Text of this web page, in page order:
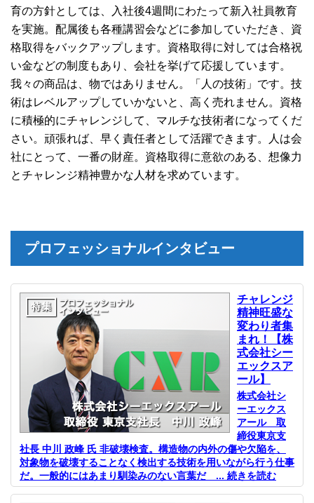
育の方針としては、入社後4週間にわたって新入社員教育
を実施。配属後も各種講習会などに参加していただき、資
格取得をバックアップします。資格取得に対しては合格祝
い金などの制度もあり、会社を挙げて応援しています。
我々の商品は、物ではありません。「人の技術」です。技
術はレベルアップしていかないと、高く売れません。資格
に積極的にチャレンジして、マルチな技術者になってくだ
さい。頑張れば、早く責任者として活躍できます。人は会
社にとって、一番の財産。資格取得に意欲のある、想像力
とチャレンジ精神豊かな人材を求めています。
プロフェッショナルインタビュー
チャレンジ
精神旺盛な
変わり者集
まれ！【株
式会社シー
エックスア
ール】
株式会社シ
ーエックス
アール 取
締役東京支
社長 中川 政峰 氏 非破壊検査。構造物の内外の傷や欠陥を、
対象物を破壊することなく検出する技術を用いながら行う仕事
だ。一般的にはあまり馴染みのない言葉だ ... 続きを読む